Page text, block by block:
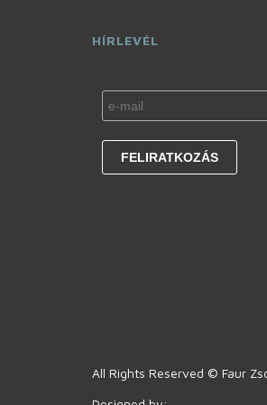
HÍRLEVÉL
All Rights Reserved © Faur